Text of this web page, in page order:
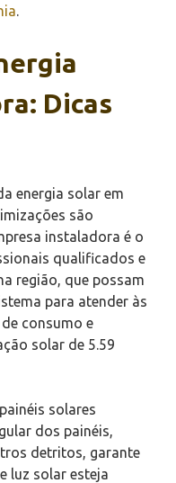
Dicas
energia solar em
são
instaladora é o
qualificados e
região, que possam
para atender às
consumo e
solar de 5.59
solares
dos painéis,
detritos, garante
luz solar esteja